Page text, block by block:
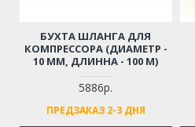
БУХТА ШЛАНГА ДЛЯ
КОМПРЕССОРА (ДИАМЕТР -
10 ММ, ДЛИННА - 100 М)
5886р.
ПРЕДЗАКАЗ 2-3 ДНЯ